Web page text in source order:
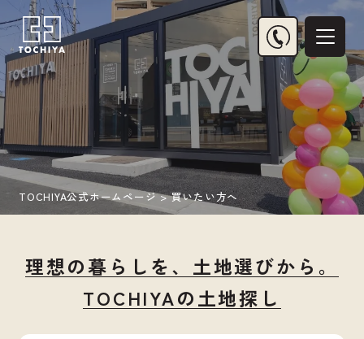
買いたい方へ
売りたい方へ
選ばれる理由
スタッフ紹介
TOCHIYA公式ホームページ>買いたい方へ
理想の暮らしを、土地選びから。
TOCHIYAの土地探し